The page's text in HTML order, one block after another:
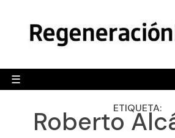
content
☰
POLÍTICA
CAMALEÓN
OPINIÓN
ETIQUETA:
Roberto